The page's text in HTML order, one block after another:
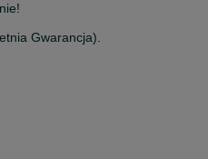
Gwarancja).